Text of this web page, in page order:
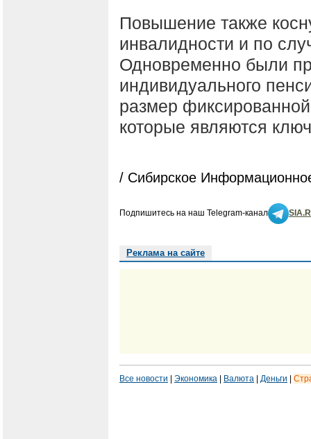
Повышение также
инвалидности и по
Одновременно были
индивидуального
размер
которые являются
/ Сибирское
Подпишитесь на наш Telegram-канал
Реклама на сайте
Все новости | Экономика | Валюта | Деньги |